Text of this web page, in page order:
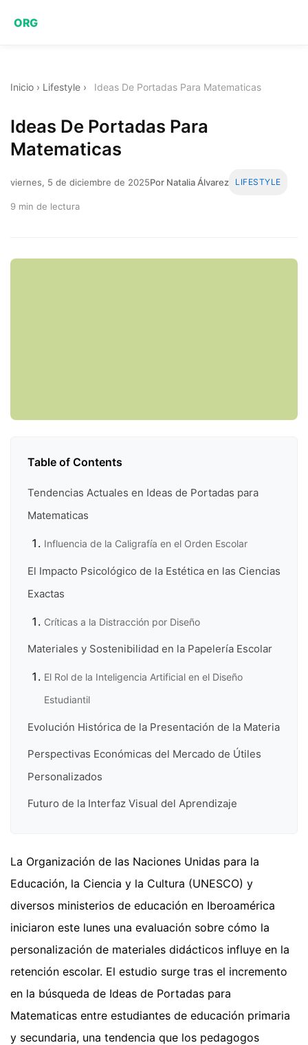
ORG
Inicio › Lifestyle › Ideas De Portadas Para Matematicas
Ideas De Portadas Para
Matematicas
viernes, 5 de diciembre de 2025Por Natalia Álvarez LIFESTYLE
9 min de lectura
Table of Contents
Tendencias Actuales en Ideas de Portadas para
Matematicas
Influencia de la Caligrafía en el Orden Escolar
El Impacto Psicológico de la Estética en las Ciencias
Exactas
Críticas a la Distracción por Diseño
Materiales y Sostenibilidad en la Papelería Escolar
El Rol de la Inteligencia Artificial en el Diseño
Estudiantil
Evolución Histórica de la Presentación de la Materia
Perspectivas Económicas del Mercado de Útiles
Personalizados
Futuro de la Interfaz Visual del Aprendizaje
La Organización de las Naciones Unidas para la
Educación, la Ciencia y la Cultura (UNESCO) y
diversos ministerios de educación en Iberoamérica
iniciaron este lunes una evaluación sobre cómo la
personalización de materiales didácticos influye en la
retención escolar. El estudio surge tras el incremento
en la búsqueda de Ideas de Portadas para
Matematicas entre estudiantes de educación primaria
y secundaria, una tendencia que los pedagogos